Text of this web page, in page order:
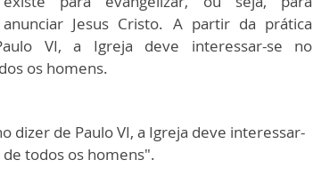
anunciar Jesus Cristo. A partir da prática
VI, a Igreja deve interessar-se no
os homens.
dizer de Paulo VI, a Igreja deve interessar-
todos os homens".